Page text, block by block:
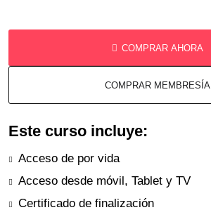
COMPRAR AHORA
COMPRAR MEMBRESÍA
Este curso incluye:
Acceso de por vida
Acceso desde móvil, Tablet y TV
Certificado de finalización